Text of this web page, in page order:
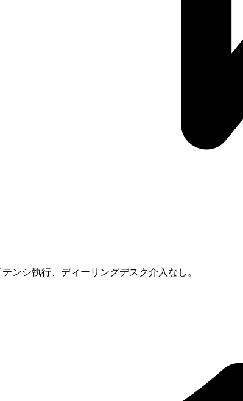
ンシ執行、ディーリングデスク介入なし。